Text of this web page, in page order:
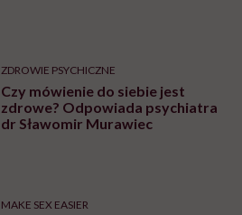
ZDROWIE PSYCHICZNE
Czy mówienie do siebie jest
zdrowe? Odpowiada psychiatra
dr Sławomir Murawiec
MAKE SEX EASIER